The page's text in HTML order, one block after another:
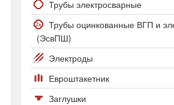
Трубы электросварные
Трубы оцинкованные ВГП и
(ЭсвПШ)
Электроды
Евроштакетник
Заглушки